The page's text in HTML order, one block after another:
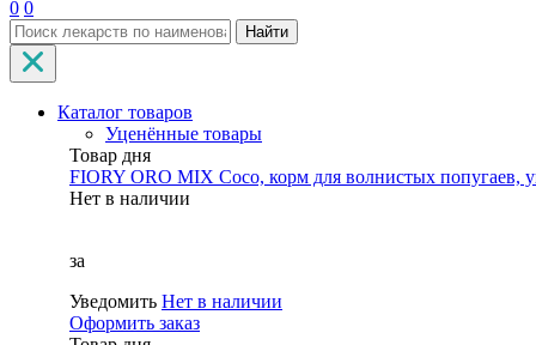
0 0
Найти
Каталог товаров
Уценённые товары
Товар дня
FIORY ORO MIX Coco, корм для волнистых попугаев,
Нет в наличии
за
Уведомить Нет в наличии
Оформить заказ